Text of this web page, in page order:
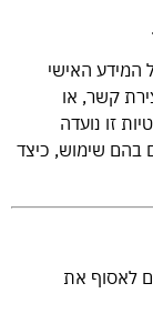
המידע האישי
קשר, או
זו נועדה
בהם שימוש, כיצד
לאסוף את